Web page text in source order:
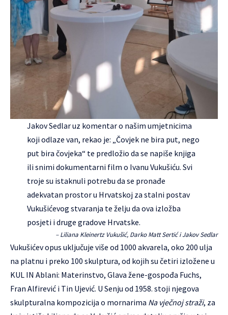
Jakov Sedlar uz komentar o našim umjetnicima
koji odlaze van, rekao je: „Čovjek ne bira put, nego
put bira čovjeka“ te predložio da se napiše knjiga
ili snimi dokumentarni film o Ivanu Vukušiću. Svi
troje su istaknuli potrebu da se pronađe
adekvatan prostor u Hrvatskoj za stalni postav
Vukušićevog stvaranja te želju da ova izložba
posjeti i druge gradove Hrvatske.
– Liliana Kleinertz Vukušić, Darko Matt Sertić i Jakov Sedlar
Vukušićev opus uključuje više od 1000 akvarela, oko 200 ulja
na platnu i preko 100 skulptura, od kojih su četiri izložene u
KUL IN Ablani: Materinstvo, Glava žene-gospođa Fuchs,
Fran Alfirević i Tin Ujević. U Senju od 1958. stoji njegova
skulpturalna kompozicija o mornarima Na vječnoj straži, za